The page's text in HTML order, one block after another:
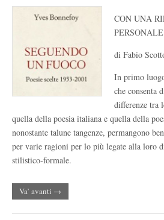
CON UNA
PERSONALE
di Fabio
In primo
che consenta
differenze tra
quella della poesia italiana e quella della
nonostante talune tangenze, permangono
per varie ragioni per lo più legate alla loro
stilistico-formale.
Va’ avanti →